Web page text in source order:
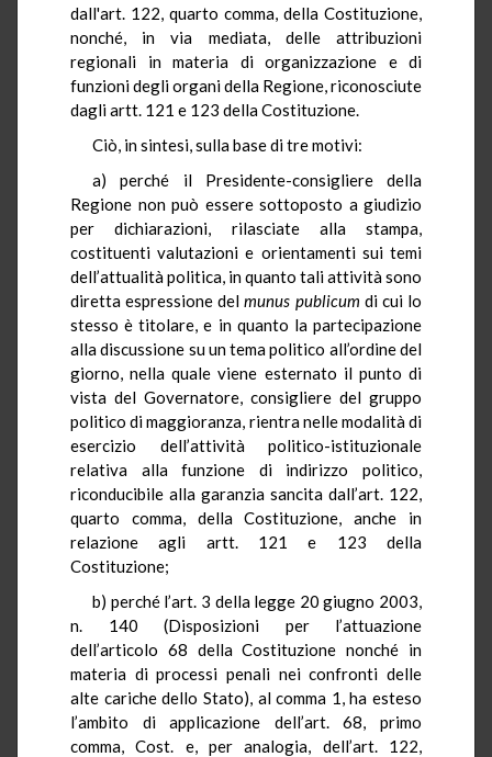
dall'art. 122, quarto comma, della Costituzione,
nonché, in via mediata, delle attribuzioni
regionali in materia di organizzazione e di
funzioni degli organi della Regione, riconosciute
dagli artt. 121 e 123 della Costituzione.
Ciò, in sintesi, sulla base di tre motivi:
a) perché il Presidente-consigliere della
Regione non può essere sottoposto a giudizio
per dichiarazioni, rilasciate alla stampa,
costituenti valutazioni e orientamenti sui temi
dell’attualità politica, in quanto tali attività sono
diretta espressione delmunus publicum di cui lo
stesso è titolare, e in quanto la partecipazione
alla discussione su un tema politico all’ordine del
giorno, nella quale viene esternato il punto di
vista del Governatore, consigliere del gruppo
politico di maggioranza, rientra nelle modalità di
esercizio dell’attività politico-istituzionale
relativa alla funzione di indirizzo politico,
riconducibile alla garanzia sancita dall’art. 122,
quarto comma, della Costituzione, anche in
relazione agli artt. 121 e 123 della
Costituzione;
b) perché l’art. 3 della legge 20 giugno 2003,
n. 140 (Disposizioni per l’attuazione
dell’articolo 68 della Costituzione nonché in
materia di processi penali nei confronti delle
alte cariche dello Stato), al comma 1, ha esteso
l’ambito di applicazione dell’art. 68, primo
comma, Cost. e, per analogia, dell’art. 122,